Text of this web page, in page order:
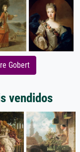
Gobert
vendidos